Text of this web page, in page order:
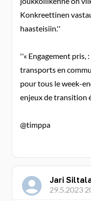
Konkreettinen
haasteisiin.''
''« Engagement pris,
transports en
pour tous le week-
enjeux de transition
@timppa
Jari
29.5.2023